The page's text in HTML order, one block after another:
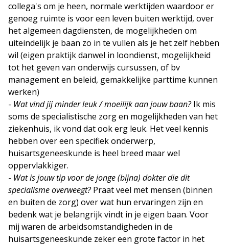
collega's om je heen, normale werktijden waardoor er
genoeg ruimte is voor een leven buiten werktijd, over
het algemeen dagdiensten, de mogelijkheden om
uiteindelijk je baan zo in te vullen als je het zelf hebben
wil (eigen praktijk danwel in loondienst, mogelijkheid
tot het geven van onderwijs cursussen, of bv
management en beleid, gemakkelijke parttime kunnen
werken)
- Wat vind jij minder leuk / moeilijk aan jouw baan?Ik mis
soms de specialistische zorg en mogelijkheden van het
ziekenhuis, ik vond dat ook erg leuk. Het veel kennis
hebben over een specifiek onderwerp,
huisartsgeneeskunde is heel breed maar wel
oppervlakkiger.
- Wat is jouw tip voor de jonge (bijna) dokter die dit
specialisme overweegt?Praat veel met mensen (binnen
en buiten de zorg) over wat hun ervaringen zijn en
bedenk wat je belangrijk vindt in je eigen baan. Voor
mij waren de arbeidsomstandigheden in de
huisartsgeneeskunde zeker een grote factor in het